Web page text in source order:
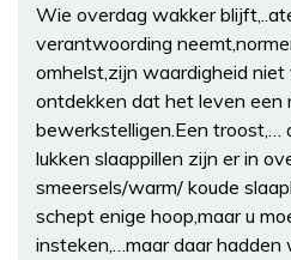
Wie overdag wakker
verantwoording
omhelst,zijn waardigheid
ontdekken dat het leven een
bewerkstelligen.Een troost,…
lukken slaappillen zijn er in
smeersels/warm/ koude
schept enige hoop,maar u
insteken,…maar daar hadden